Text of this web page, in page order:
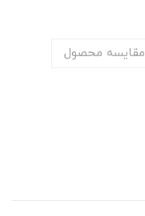
مقایسه محصول